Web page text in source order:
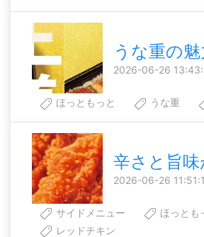
うな重の魅
2026-06-26
ほっともっと うな重
辛さと旨味
2026-06-26
サイドメニュー
ほっとも
レッドチキン